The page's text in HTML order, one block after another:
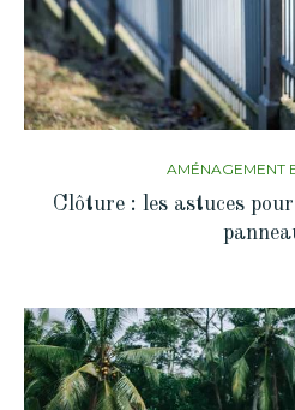
AMÉNAGEMENT
Clôture : les astuces